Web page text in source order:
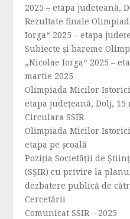
2025 – etapa județeană,
Rezultate finale
Iorga“ 2025 – etapa
Subiecte și bareme
„Nicolae Iorga“ 2025 –
martie 2025
Olimpiada Micilor Istorici
etapa județeană, Dolj, 15
Circulara SSIR
Olimpiada Micilor Istorici
etapa pe școală
Poziția Societății de
(SȘIR) cu privire la
dezbatere publică de
Cercetării
Comunicat SSIR – 2025